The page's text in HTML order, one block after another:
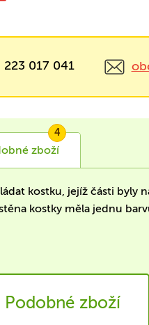
223 017 041
zboží
4
kostku, jejíž části
kostky měla jednu
Podobné zboží